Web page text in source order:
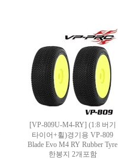
[VP-809U-M4-RY] (1:8 버기
타이어+휠)경기용 VP-809
Blade Evo M4 RY Rubber Tyre
한봉지 2개포함